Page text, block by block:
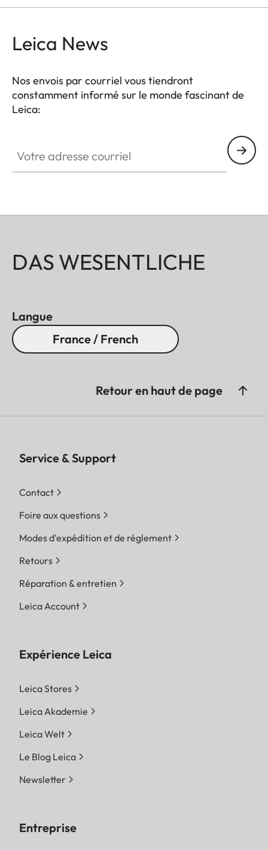
Leica News
Nos envois par courriel vous tiendront
constamment informé sur le monde fascinant de
Leica:
DAS WESENTLICHE
Langue
France / French
Retour en haut de page
Service & Support
Contact
Foire aux questions
Modes d'expédition et de réglement
Retours
Réparation & entretien
Leica Account
Expérience Leica
Leica Stores
Leica Akademie
Leica Welt
Le Blog Leica
Newsletter
Entreprise